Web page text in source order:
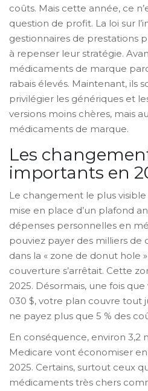
coûts. Mais cette année, ce
question de profit. La loi sur
gestionnaires de prestations
à repenser leur stratégie.
médicaments de marque
rabais élevés. Maintenant, ils
privilégier les génériques et
versions moins chères, mais
médicaments de marque.
Les
importants en
Le changement le plus
mise en place d’un plafond
dépenses personnelles en
pouviez payer des milliers de
dans la « zone de donut hole
couverture s’arrêtait. Cette
2025. Désormais, une fois
030 $, votre plan couvre tout
ne payez plus que 5 % des
En conséquence, environ 3,2
Medicare vont économiser
2025. Certains, surtout ceux
médicaments très chers